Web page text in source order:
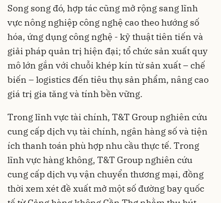
Song song đó, hợp tác cũng mở rộng sang lĩnh
vực nông nghiệp công nghệ cao theo hướng số
hóa, ứng dụng công nghệ - kỹ thuật tiên tiến và
giải pháp quản trị hiện đại; tổ chức sản xuất quy
mô lớn gắn với chuỗi khép kín từ sản xuất – chế
biến – logistics đến tiêu thụ sản phẩm, nâng cao
giá trị gia tăng và tính bền vững.
Trong lĩnh vực tài chính, T&T Group nghiên cứu
cung cấp dịch vụ tài chính, ngân hàng số và tiện
ích thanh toán phù hợp nhu cầu thực tế. Trong
lĩnh vực hàng không, T&T Group nghiên cứu
cung cấp dịch vụ vận chuyển thương mại, đồng
thời xem xét đề xuất mở một số đường bay quốc